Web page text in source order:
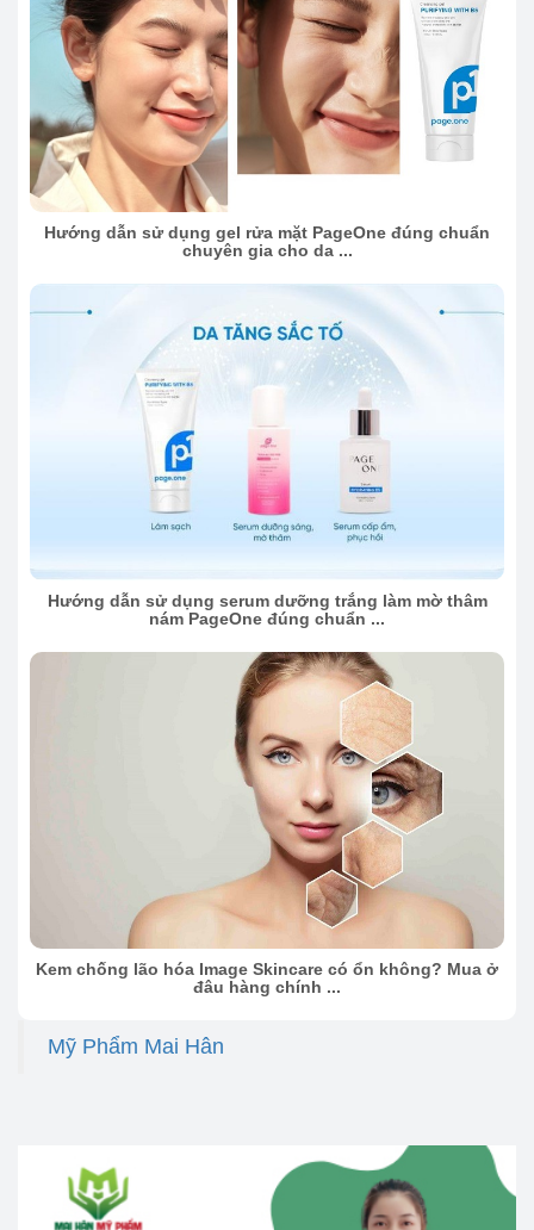
Hướng dẫn sử dụng gel rửa mặt PageOne đúng chuẩn
chuyên gia cho da ...
Hướng dẫn sử dụng serum dưỡng trắng làm mờ thâm
nám PageOne đúng chuẩn ...
Kem chống lão hóa Image Skincare có ổn không? Mua ở
đâu hàng chính ...
Mỹ Phẩm Mai Hân